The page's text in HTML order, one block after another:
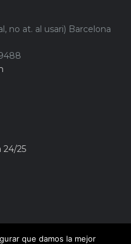
no at. al usari) Barcelona
24/25
que damos la mejor